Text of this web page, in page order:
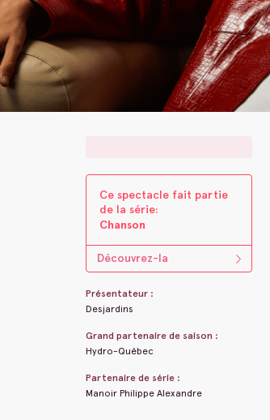
Ce spectacle fait parti​e ​
de la s​é​rie:
Chanson
Découvrez-la
Présentateur :
Desjardins
Grand partenaire de saison :
Hydro-Québec
Partenaire de série :
Manoir Philippe Alexandre